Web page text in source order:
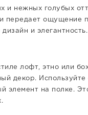
и нежных голубых
передает ощущение
и элегантность.
лофт, этно или
декор. Используйте
элемент на полке.